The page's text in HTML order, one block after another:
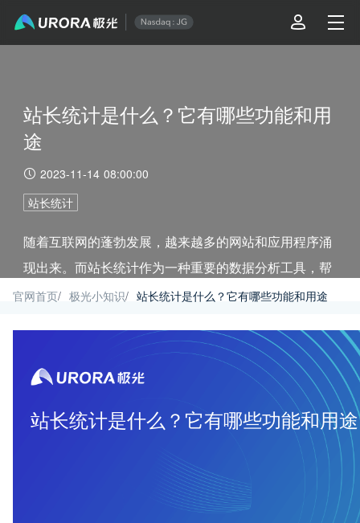
站长统计是什么？它有哪些功能和用
途
2023-11-14 08:00:00
站长统计
随着互联网的蓬勃发展，越来越多的网站和应用程序涌
现出来。而站长统计作为一种重要的数据分析工具，帮
助网站管理员（站长）了解和监测网站的访问量、用户
官网首页/ 极光小知识/ 站长统计是什么？它有哪些功能和用途
站长统计是什么？它有哪些功能和用途